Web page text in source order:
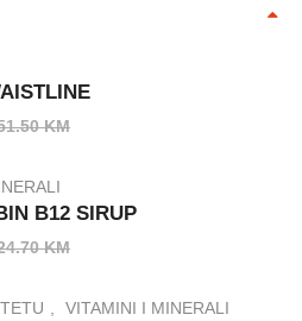
KM
B12 SIRUP
KM
VITAMINI I MINERALI